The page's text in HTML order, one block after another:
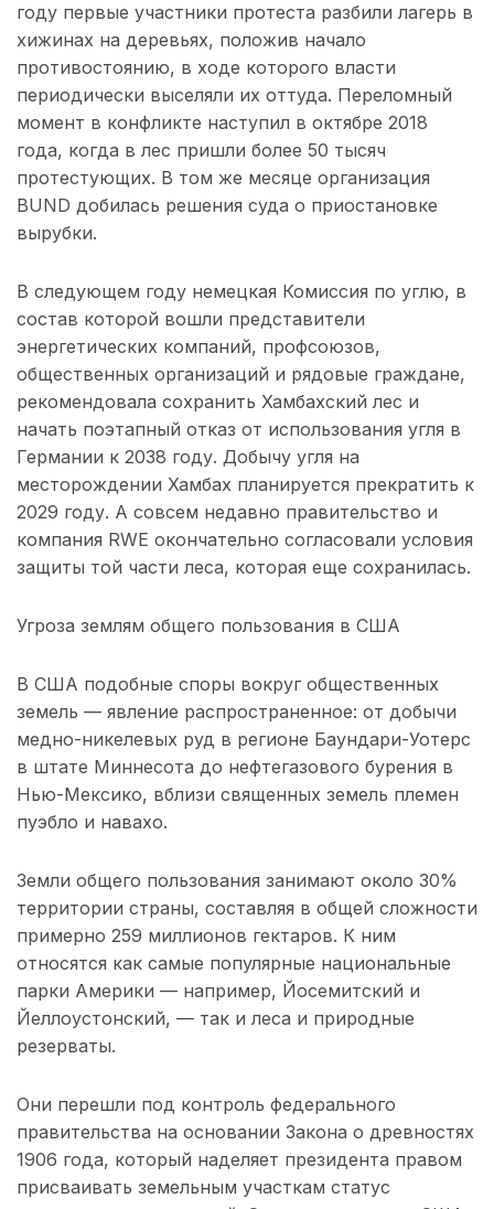
году первые участники протеста разбили лагерь в
хижинах на деревьях, положив начало
противостоянию, в ходе которого власти
периодически выселяли их оттуда. Переломный
момент в конфликте наступил в октябре 2018
года, когда в лес пришли более 50 тысяч
протестующих. В том же месяце организация
BUND добилась решения суда о приостановке
вырубки.
В следующем году немецкая Комиссия по углю, в
состав которой вошли представители
энергетических компаний, профсоюзов,
общественных организаций и рядовые граждане,
рекомендовала сохранить Хамбахский лес и
начать поэтапный отказ от использования угля в
Германии к 2038 году. Добычу угля на
месторождении Хамбах планируется прекратить к
2029 году. А совсем недавно правительство и
компания RWE окончательно согласовали условия
защиты той части леса, которая еще сохранилась.
Угроза землям общего пользования в США
В США подобные споры вокруг общественных
земель — явление распространенное: от добычи
медно-никелевых руд в регионе Баундари-Уотерс
в штате Миннесота до нефтегазового бурения в
Нью-Мексико, вблизи священных земель племен
пуэбло и навахо.
Земли общего пользования занимают около 30%
территории страны, составляя в общей сложности
примерно 259 миллионов гектаров. К ним
относятся как самые популярные национальные
парки Америки — например, Йосемитский и
Йеллоустонский, — так и леса и природные
резерваты.
Они перешли под контроль федерального
правительства на основании Закона о древностях
1906 года, который наделяет президента правом
присваивать земельным участкам статус